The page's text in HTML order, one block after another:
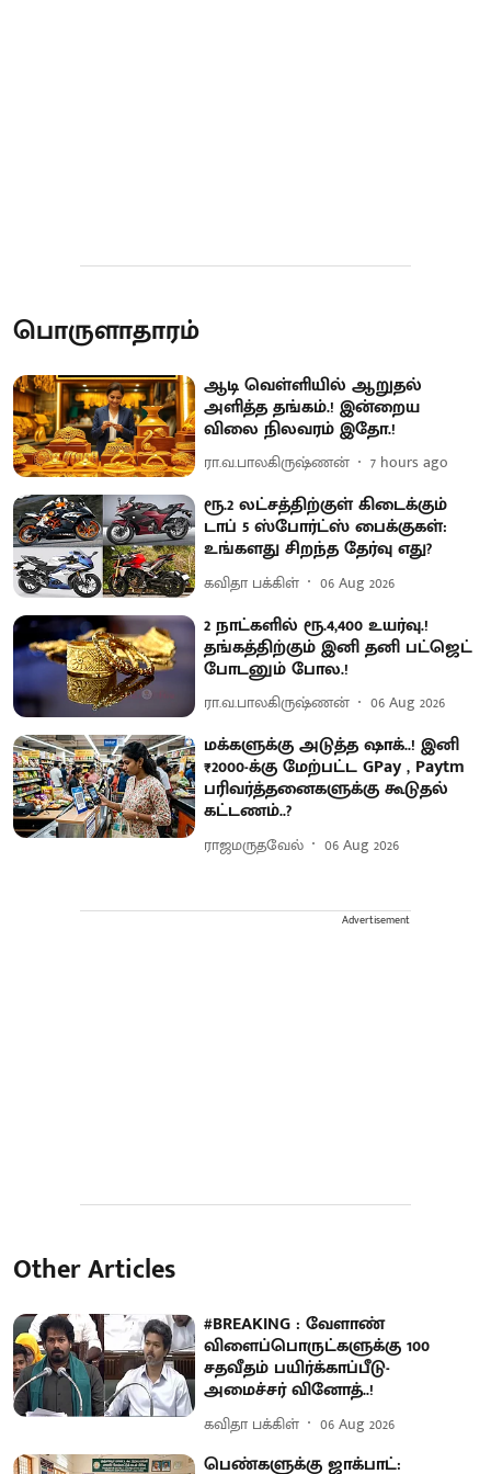
பொருளாதாரம்
ஆடி வெள்ளியில் ஆறுதல்
அளித்த தங்கம்.! இன்றைய
விலை நிலவரம் இதோ.!
ரா.வ.பாலகிருஷ்ணன் 7 hours ago
ரூ.2 லட்சத்திற்குள் கிடைக்கும்
டாப் 5 ஸ்போர்ட்ஸ் பைக்குகள்:
உங்களது சிறந்த தேர்வு எது?
கவிதா பக்கிள் 06 Aug 2026
2 நாட்களில் ரூ.4,400 உயர்வு.!
தங்கத்திற்கும் இனி தனி பட்ஜெட்
போடனும் போல.!
ரா.வ.பாலகிருஷ்ணன் 06 Aug 2026
மக்களுக்கு அடுத்த ஷாக்..! இனி
₹2000-க்கு மேற்பட்ட GPay , Paytm
பரிவர்த்தனைகளுக்கு கூடுதல்
கட்டணம்..?
ராஜமருதவேல் 06 Aug 2026
Advertisement
Other Articles
#BREAKING : வேளாண்
விளைப்பொருட்களுக்கு 100
சதவீதம் பயிர்க்காப்பீடு-
அமைச்சர் வினோத்..!
கவிதா பக்கிள் 06 Aug 2026
பெண்களுக்கு ஜாக்பாட்: